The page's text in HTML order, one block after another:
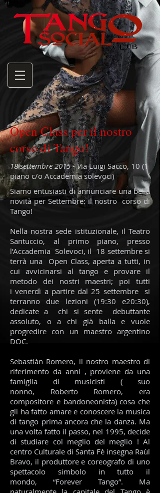
Open Class per il nostro
corso di Tango!
18 settembre 2015 - Via Luigi Sacco, 10 (1
piano c/o Accademia solevoci)
Siamo entusiasti di annunciare una bella
novità per Settembre: il nostro corso di
Tango!
Nella nostra sede istituzionale, il Teatro
Santuccio, al primo piano, presso
l’Accademia Solevoci, il 18 settembre si
terrà una Open Class, aperta a tutti, in
cui avvicinarsi al tango e provare il
metodo dei nostri maestri; poi tutti
i venerdì a partire dal 25 settembre si
terranno due lezioni (19:30 e20:30),
dedicate a chi si sente debuttante
assoluto, o a chi già balla e vuole
progredire con un maestro argentino
DOC.
Sebastiàn Romero, il nostro maestro di
riferimento da anni , proviene da una
famiglia di musicisti ( suo
nonno, Roberto Romero, era
compositore e bandoneonista) cosa che
gli ha fatto amare e conoscere la musica
di tango prima ancora che la danza. Ma
una volta fatto il passo, nel 1995, decide
di studiare col meglio del meglio ! Al
centro Culturale di Santa Fè insegna Raùl
Bravo, il produttore e coreografo di uno
spettacolo simbolo in tutto il
mondo, “Forever Tango”. Ma